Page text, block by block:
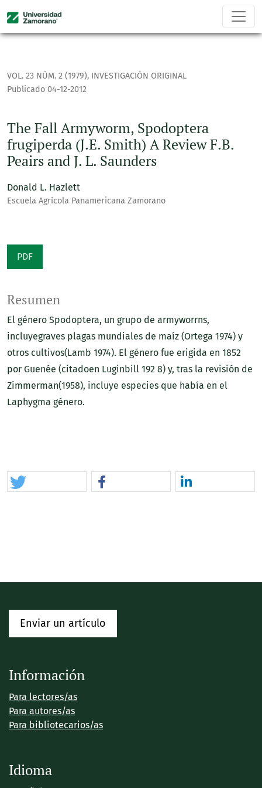
The Fall Armyworm, Spodoptera frugiperda (J.E. Smith) A
VOL. 23 NÚM. 2 (1979), INVESTIGACIÓN ORIGINAL
The Fall Armyworm, Spodoptera
frugiperda (J.E. Smith) A Review F.B.
Peairs and J. L. Saunders
Publicado 04-12-2012
Donald L. Hazlett
Escuela Agrícola Panamericana Zamorano
PDF
Resumen
El género Spodoptera, un grupo de armyworrns,
incluyegraves plagas mundiales de maíz (Ortega 1974) y
otros cultivos(Lamb 1974). El género fue erigida en 1852
por Guenée (citadoen Luginbill 192 8) y, tras la revisión de
Zimmerman(1958), incluye especies que había en el
Laphygma género.
Enviar un artículo
Información
Para lectores/as
Para autores/as
Para bibliotecarios/as
Idioma